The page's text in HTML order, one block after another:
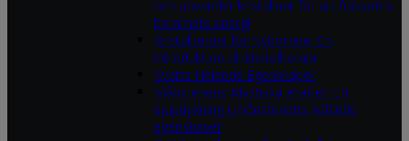
och använder kristallnät för att förbättra
hemmets energi
Kristallterapi för Nybörjare: En
introduktion till kristallterapi
Kvarts Helande Egenskaper
Månstenens Mystiska Krafter: En
djupdykning i månstenens helande
egenskaper